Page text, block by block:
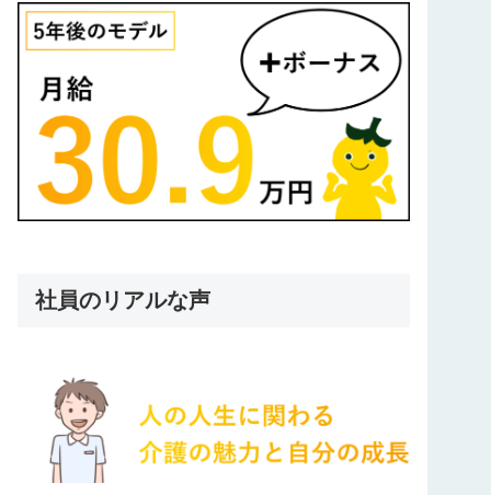
社員のリアルな声